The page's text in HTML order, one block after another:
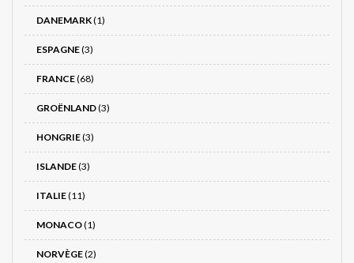
DANEMARK(1)
ESPAGNE(3)
FRANCE(68)
GROËNLAND(3)
HONGRIE(3)
ISLANDE(3)
ITALIE(11)
MONACO(1)
NORVÈGE(2)